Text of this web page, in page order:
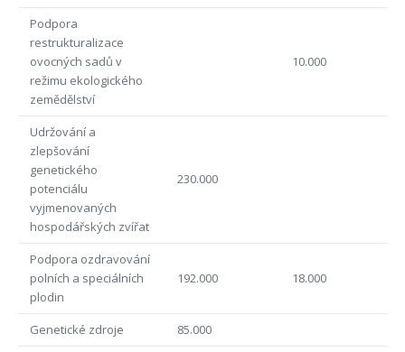
Podpora
restrukturalizace
ovocných sadů v
režimu ekologického
zemědělství
10.000
Udržování a
zlepšování
genetického
potenciálu
vyjmenovaných
hospodářských zvířat
230.000
Podpora ozdravování
polních a speciálních
plodin
192.000 18.000
Genetické zdroje
85.000